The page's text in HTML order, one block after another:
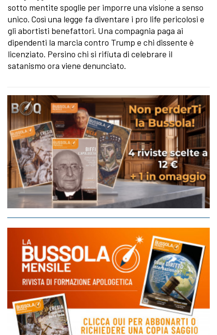
sotto mentite spoglie per imporre una visione a senso
unico. Così una legge fa diventare i pro life pericolosi e
gli abortisti benefattori. Una compagnia paga ai
dipendenti la marcia contro Trump e chi dissente è
licenziato. Persino chi si rifiuta di celebrare il
satanismo ora viene denunciato.